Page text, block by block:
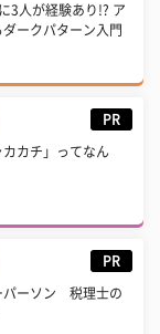
3人が経験あり!? ア
ークパターン入門
PR
カチ」ってなん
PR
パーソン 税理士の